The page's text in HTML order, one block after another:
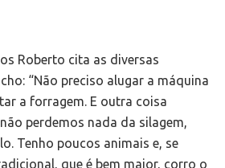
Roberto cita as diversas
“Não preciso alugar a máquina
a forragem. E outra coisa
perdemos nada da silagem,
Tenho poucos animais e, se
que é bem maior, corro o